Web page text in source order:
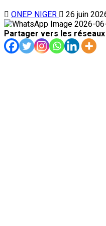
ONEP NIGER
26 juin
Partager vers les réseaux